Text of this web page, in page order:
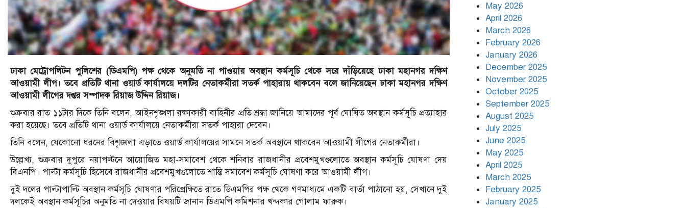
ঢাকা মেট্রোপলিটন পুলিশের (ডিএমপি) পক্ষ থেকে অনুমতি না পাওয়ায় অবস্থান কর্মসূচি থেকে সরে দাঁড়িয়েছে ঢাকা মহানগর দক্ষিণ
আওয়ামী লীগ। তবে প্রতিটি থানা ওয়ার্ড কার্যালয়ে দলটির নেতাকর্মীরা সতর্ক পাহারায় থাকবেন বলে জানিয়েছেন ঢাকা মহানগর দক্ষিণ
আওয়ামী লীগের দপ্তর সম্পাদক রিয়াজ উদ্দিন রিয়াজ।
শুক্রবার রাত ১১টার দিকে তিনি বলেন, আইনশৃঙ্খলা রক্ষাকারী বাহিনীর প্রতি শ্রদ্ধা জানিয়ে আমাদের পূর্ব ঘোষিত অবস্থান কর্মসূচি প্রত্যাহার
করা হয়েছে। তবে প্রতিটি থানা ওয়ার্ড কার্যালয়ে নেতাকর্মীরা সতর্ক পাহারা দেবেন।
তিনি বলেন, যেকোনো ধরনের বিশৃঙ্খলা এড়াতে ওয়ার্ড কার্যালয়ের সামনে সতর্ক অবস্থানে থাকবেন আওয়ামী লীগের নেতাকর্মীরা।
উল্লেখ্য, শুক্রবার দুপুরে নয়াপল্টনে আয়োজিত মহা-সমাবেশ থেকে শনিবার রাজধানীর প্রবেশমুখগুলোতে অবস্থান কর্মসূচি ঘোষণা দেয়
বিএনপি। পাল্টা কর্মসূচি হিসেবে রাজধানীর প্রবেশমুখগুলোতে শান্তি সমাবেশ কর্মসূচি ঘোষণা করে আওয়ামী লীগ।
দুই দলের পাল্টাপাল্টি অবস্থান কর্মসূচি ঘোষণার পরিপ্রেক্ষিতে রাতে ডিএমপির পক্ষ থেকে গণমাধ্যমে একটি বার্তা পাঠানো হয়, সেখানে দুই
দলকেই অবস্থান কর্মসূচির অনুমতি না দেওয়ার বিষয়টি জানান ডিএমপি কমিশনার খন্দকার গোলাম ফারুক।
বৃষ্টি থামার নাম নেই, পথে পথে
May 2026
April 2026
March 2026
February 2026
January 2026
December 2025
November 2025
October 2025
September 2025
August 2025
July 2025
June 2025
May 2025
April 2025
March 2025
February 2025
January 2025